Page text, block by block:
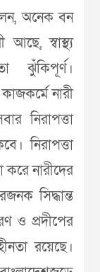
অনেক বন
আছে, স্বাস্থ্য
ঝুঁকিপূর্ণ।
নারী
নিরাপত্তা
নিরাপত্তা
নারীদের
সিদ্ধান্ত
ও প্রদীপের
রয়েছে।